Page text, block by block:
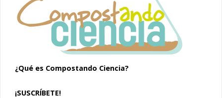
¿Qué es Compostando Ciencia?
¡SUSCRÍBETE!